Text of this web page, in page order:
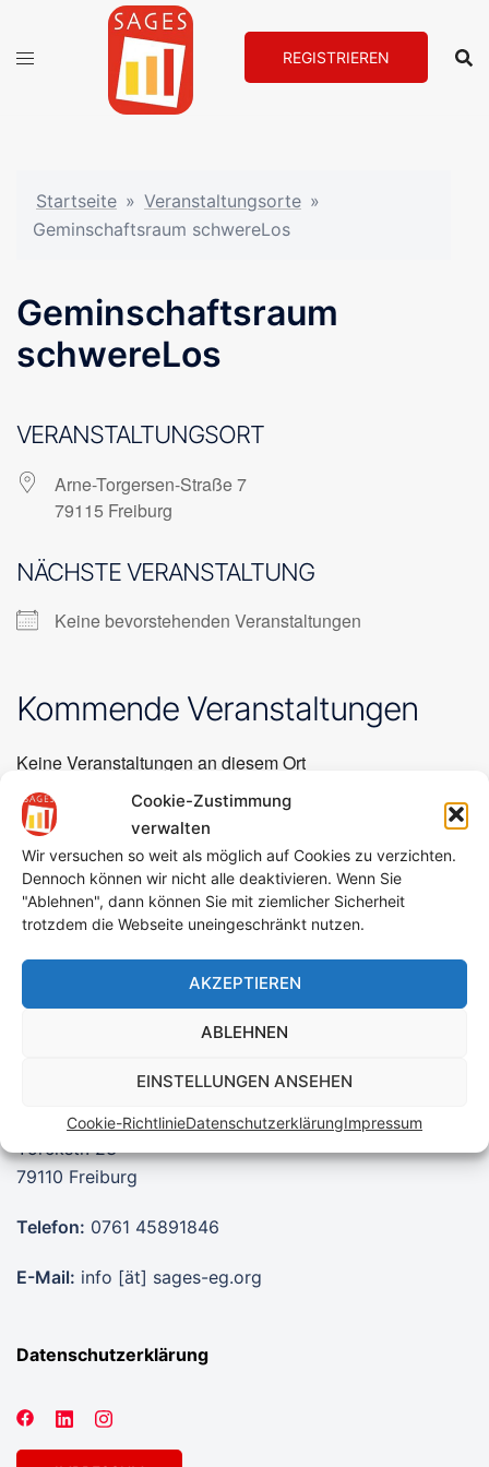
Cookie-Zustimmung
verwalten
Wir versuchen so weit als möglich auf Cookies zu verzichten.
Dennoch können wir nicht alle deaktivieren. Wenn Sie
"Ablehnen", dann können Sie mit ziemlicher Sicherheit
trotzdem die Webseite uneingeschränkt nutzen.
AKZEPTIEREN
ABLEHNEN
EINSTELLUNGEN ANSEHEN
Cookie-RichtlinieDatenschutzerklärungImpressum
springen
REGISTRIEREN
Startseite » Veranstaltungsorte »
Geminschaftsraum schwereLos
Geminschaftsraum
schwereLos
VERANSTALTUNGSORT
Arne-Torgersen-Straße 7
79115 Freiburg
NÄCHSTE VERANSTALTUNG
Keine bevorstehenden Veranstaltungen
Kommende Veranstaltungen
Keine Veranstaltungen an diesem Ort
Beitragsnavigation
Geminschaftsraum schwereLos
Die Paritätische
Yorckstr. 23
79110 Freiburg
Telefon: 0761 45891846
E-Mail: info [ät] sages-eg.org
Datenschutzerklärung